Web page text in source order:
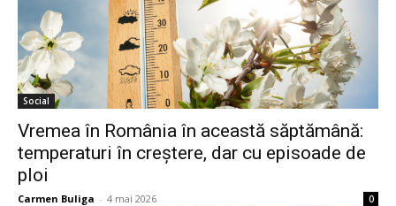
Social
Vremea în România în această săptămână:
temperaturi în creștere, dar cu episoade de
ploi
Carmen Buliga - 4 mai 2026 0